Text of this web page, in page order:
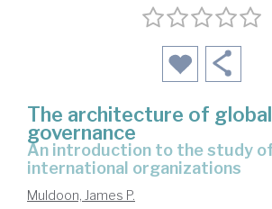
The architecture of global
governance
an introduction to the study of
international organizations
Muldoon, James P.